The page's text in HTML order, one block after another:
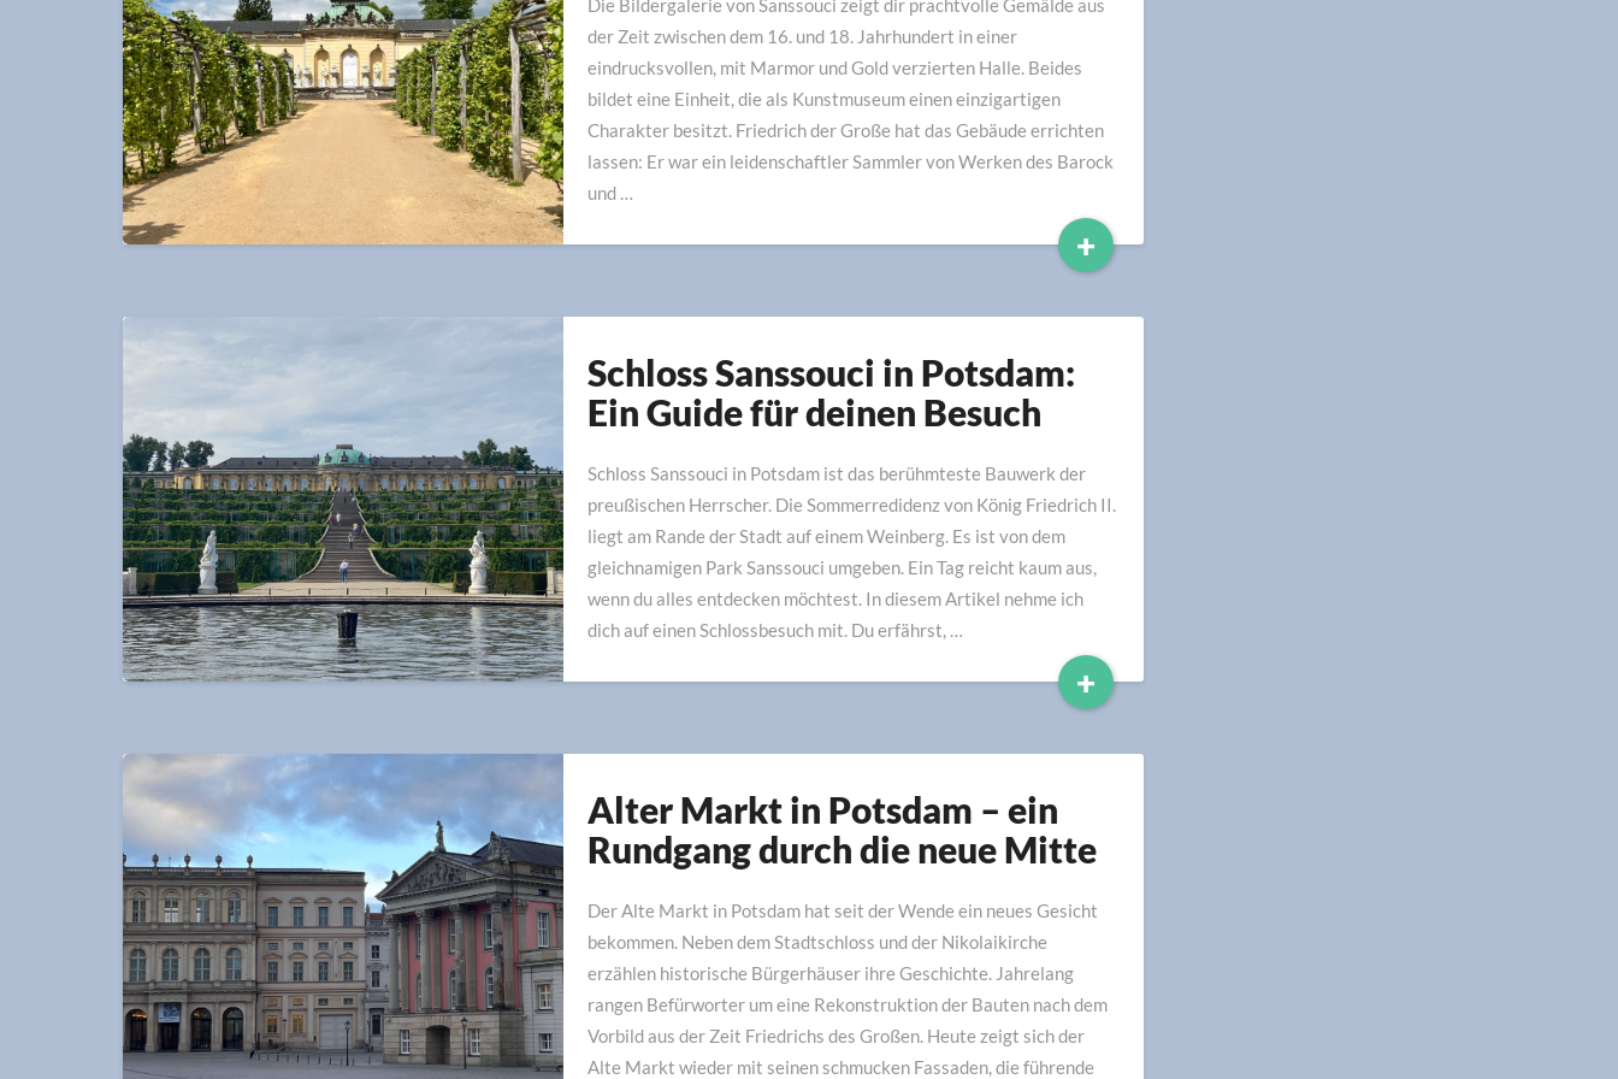
Gemäldesammlung
Friedrichs
II.
Die Bildergalerie von Sanssouci zeigt dir prachtvolle Gemälde aus
der Zeit zwischen dem 16. und 18. Jahrhundert in einer
eindrucksvollen, mit Marmor und Gold verzierten Halle. Beides
bildet eine Einheit, die als Kunstmuseum einen einzigartigen
Charakter besitzt. Friedrich der Große hat das Gebäude errichten
lassen: Er war ein leidenschaftler Sammler von Werken des Barock
und …
+Read
More
Schloss
Sanssouci
in
Ein
Guide
für
deinen
Besuch
Schloss Sanssouci in Potsdam:
Ein Guide für deinen Besuch
Schloss Sanssouci in Potsdam ist das berühmteste Bauwerk der
preußischen Herrscher. Die Sommerredidenz von König Friedrich II.
liegt am Rande der Stadt auf einem Weinberg. Es ist von dem
gleichnamigen Park Sanssouci umgeben. Ein Tag reicht kaum aus,
wenn du alles entdecken möchtest. In diesem Artikel nehme ich
dich auf einen Schlossbesuch mit. Du erfährst, …
+Read
More
Alter
Markt
in
–
ein
Rundgang
durch
die
Alter Markt in Potsdam – ein
Rundgang durch die neue Mitte
Der Alte Markt in Potsdam hat seit der Wende ein neues Gesicht
bekommen. Neben dem Stadtschloss und der Nikolaikirche
erzählen historische Bürgerhäuser ihre Geschichte. Jahrelang
rangen Befürworter um eine Rekonstruktion der Bauten nach dem
Vorbild aus der Zeit Friedrichs des Großen. Heute zeigt sich der
Alte Markt wieder mit seinen schmucken Fassaden, die führende